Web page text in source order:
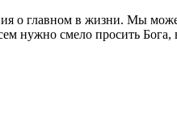
о главном в жизни. Мы
нужно смело просить